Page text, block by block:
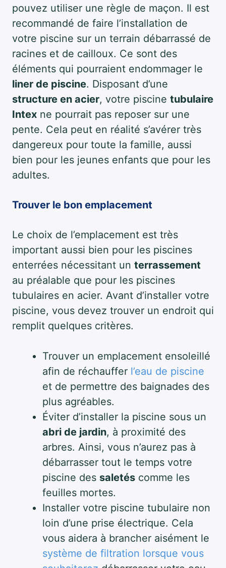
pouvez utiliser une règle de maçon. Il est
recommandé de faire l’installation de
votre piscine sur un terrain débarrassé de
racines et de cailloux. Ce sont des
éléments qui pourraient endommager le
liner de piscine. Disposant d’une
structure en acier, votre piscine tubulaire
Intex ne pourrait pas reposer sur une
pente. Cela peut en réalité s’avérer très
dangereux pour toute la famille, aussi
bien pour les jeunes enfants que pour les
adultes.
Trouver le bon emplacement
Le choix de l’emplacement est très
important aussi bien pour les piscines
enterrées nécessitant un terrassement
au préalable que pour les piscines
tubulaires en acier. Avant d’installer votre
piscine, vous devez trouver un endroit qui
remplit quelques critères.
Trouver un emplacement ensoleillé
afin de réchauffer l’eau de piscine
et de permettre des baignades des
plus agréables.
Éviter d’installer la piscine sous un
abri de jardin, à proximité des
arbres. Ainsi, vous n’aurez pas à
débarrasser tout le temps votre
piscine des saletés comme les
feuilles mortes.
Installer votre piscine tubulaire non
loin d’une prise électrique. Cela
vous aidera à brancher aisément le
système de filtration lorsque vous